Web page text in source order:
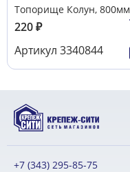
Топорище Колун, 800мм
220₽
Артикул 3340844
+7 (343) 295-85-75